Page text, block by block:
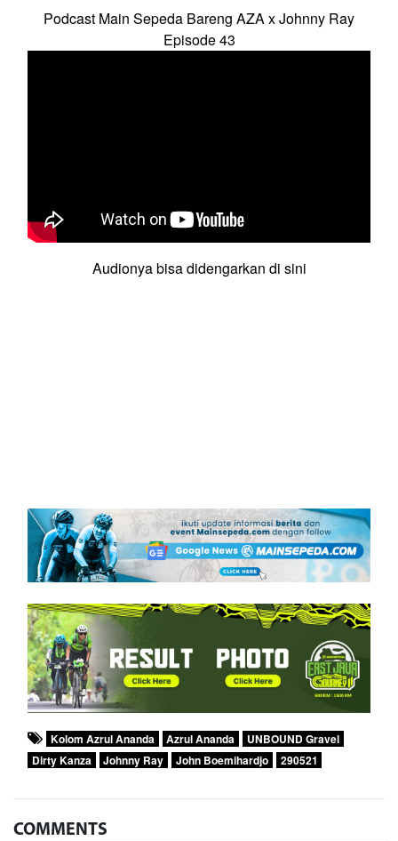
Podcast Main Sepeda Bareng AZA x Johnny Ray
Episode 43
Audionya bisa didengarkan di sini
Kolom Azrul Ananda Azrul Ananda
UNBOUND Gravel
Dirty Kanza
Johnny Ray John Boemihardjo 290521
COMMENTS